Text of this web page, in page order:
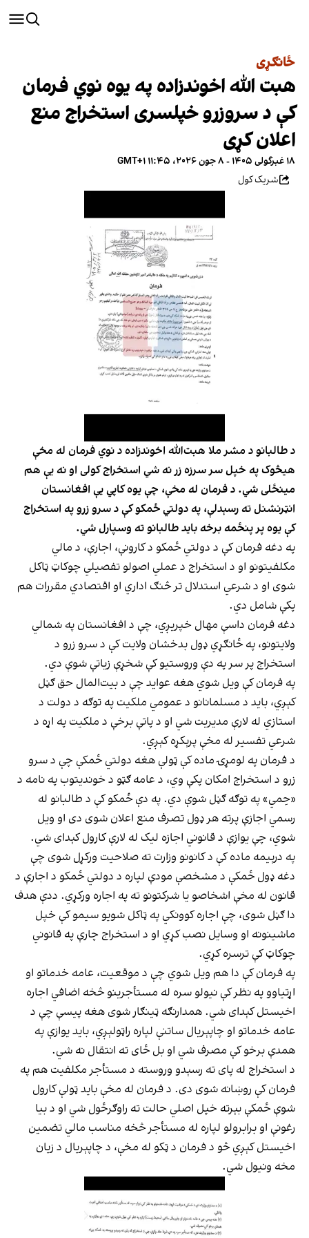
ځانګړی
هبت الله اخوندزاده په یوه نوي فرمان
کې د سروزرو خپلسری استخراج منع
اعلان کړی
۱۸ غبرگولی ۱۴۰۵ - ۸ جون ۲۰۲۶، ۱۱:۴۵ GMT+۱
شریک کول
د طالبانو د مشر ملا هبت‌الله اخوندزاده د نوي فرمان له مخې
هیڅوک په خپل سر سرزه زر نه شي استخراج کولی او نه یې هم
مینځلی شي. د فرمان له مخې، چې یوه کاپي یې افغانستان
انټرنشنل ته رسېدلې، په دولتي ځمکو کې د سرو زرو په استخراج
کې یوه پر پنځمه برخه باید طالبانو ته وسپارل شي.
په دغه فرمان کې د دولتي ځمکو د کارونې، اجارې، د مالي
مکلفیتونو او د استخراج د عملي اصولو تفصیلي چوکاټ ټاکل
شوی او د شرعي استدلال تر څنګ اداري او اقتصادي مقررات هم
پکې شامل دي.
دغه فرمان داسې مهال خپریږي، چې د افغانستان په شمالي
ولایتونو، په ځانګړي ډول بدخشان ولایت کې د سرو زرو د
استخراج پر سر په دې وروستیو کې شخړې زیاتې شوې دي.
په فرمان کې ویل شوي هغه عواید چې د بیت‌المال حق ګڼل
کېږي، باید د مسلمانانو د عمومي ملکیت په توګه د دولت د
استازي له لارې مدیریت شي او د پاتې برخې د ملکیت په اړه د
شرعي تفسیر له مخې پرېکړه کېږي.
د فرمان په لومړۍ ماده کې ټولې هغه دولتي ځمکې چې د سرو
زرو د استخراج امکان پکې وي، د عامه ګټو د خوندیتوب په نامه د
«حِمي» په توګه ګڼل شوې دي. په دې ځمکو کې د طالبانو له
رسمي اجازې پرته هر ډول تصرف منع اعلان شوی دی او ویل
شوي، چې یوازې د قانوني اجازه لیک له لارې کارول کېدای شي.
په درېیمه ماده کې د کانونو وزارت ته صلاحیت ورکړل شوی چې
دغه ډول ځمکې د مشخصې مودې لپاره د دولتي ځمکو د اجارې د
قانون له مخې اشخاصو یا شرکتونو ته په اجاره ورکړي. ددې هدف
دا ګڼل شوی، چې اجاره کوونکي په ټاکل شویو سیمو کې خپل
ماشینونه او وسایل نصب کړي او د استخراج چارې په قانوني
چوکاټ کې ترسره کړي.
په فرمان کې دا هم ویل شوي چې د موقعیت، عامه خدماتو او
اړتیاوو په نظر کې نیولو سره له مستأجرینو څخه اضافي اجاره
اخیستل کېدای شي. همدارنګه ټینګار شوی هغه پیسې چې د
عامه خدماتو او چاپېریال ساتنې لپاره راټولېږي، باید یوازې په
همدې برخو کې مصرف شي او بل ځای ته انتقال نه شي.
د استخراج له پای ته رسېدو وروسته د مستأجر مکلفیت هم په
فرمان کې روښانه شوی دی. د فرمان له مخې باید ټولې کارول
شوې ځمکې بېرته خپل اصلي حالت ته راوګرځول شي او د بیا
رغونې او برابرولو لپاره له مستأجر څخه مناسب مالي تضمین
اخیستل کېږي څو د فرمان د ټکو له مخې، د چاپېریال د زیان
مخه ونیول شي.